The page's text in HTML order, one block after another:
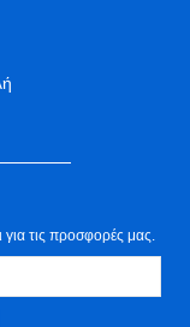
για τις προσφορές μας.